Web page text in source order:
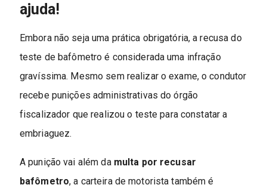
ajuda!
Embora não seja uma prática obrigatória, a recusa do
teste de bafômetro é considerada uma infração
gravíssima. Mesmo sem realizar o exame, o condutor
recebe punições administrativas do órgão
fiscalizador que realizou o teste para constatar a
embriaguez.
A punição vai além da multa por recusar
bafômetro, a carteira de motorista também é